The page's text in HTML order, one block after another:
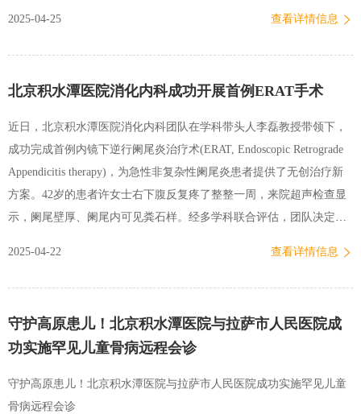
出席会议。创伤骨科副主任李庭、骨质疏松诊疗研究中心主任助理李
院、北京市西城区新街口社区卫生服务中心负责人及代表参加会议。
作为我国老年髋部骨折规范化诊疗的先行者，北京积水潭医院自2010
年率先建立老年髋部骨折共管模式，通过实施加速康复外科（ERAS）
理念，将术前等待时间由平均7天缩短至48小时以内，院内死亡率从
1.7%降至0.1%，已帮助1.5万老年患者重获优质生活。然而当前老年骨
质疏松性骨折诊疗体系仍存在保守治疗重视不足、术后康复衔接不…
2025-04-25 查看详情信息
北京积水潭医院消化内科成功开展首例ERAT手术
近日，北京积水潭医院消化内科团队在学科带头人李磊教授带领下，
成功完成首例内镜下逆行阑尾炎治疗术(ERAT, Endoscopic Retrograde
Appendicitis therapy)，为急性非复杂性阑尾炎患者提供了无创治疗新
方案。42岁的患者许女士右下腹反复疼了整整一周，来院超声检查显
示，阑尾壁厚、阑尾内可见粪石样。经多学科联合评估，团队决定采
大量脓性分泌物及粪石碎屑，随后置入可降解支架扩张狭窄段。术后
现“今天手术、明天进食、后天出院”的快速康复目标。术中造影可见
阑尾内多发充盈缺损X线下查看阑尾腔支架的形态和位置ERAT是一种
新兴的内镜微创治疗技术，通过结肠镜在X线引导下，经自然腔道对
阑尾进行精准介入治疗。该技术通过支架置入、结石取出及脓腔引流
2025-04-22 查看详情信息
守护高原患儿！北京积水潭医院与拉萨市人民医院成
功实施罕见儿童骨病远程会诊
守护高原患儿！北京积水潭医院与拉萨市人民医院成功实施罕见儿童
骨病远程会诊